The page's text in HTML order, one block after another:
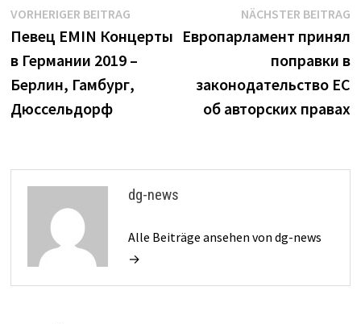
Beitrags-
Navigation
VORHERIGER BEITRAGVorheriger
Beitrag:
Певец EMIN Концерты
в Германии 2019 –
Берлин, Гамбург,
Дюссельдорф
NÄCHSTER BEITRAG
Европарламент принял
поправки в
законодательство ЕС
об авторских правах
dg-news
Alle Beiträge ansehen von dg-news
→